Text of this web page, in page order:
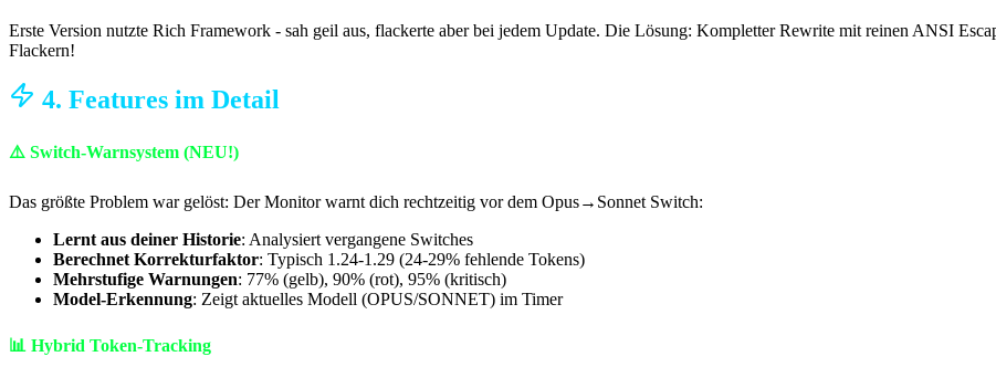
Erste Version nutzte Rich Framework - sah geil aus, flackerte aber bei jedem Update. Die Lösung: Kompletter Rewrite mit reinen ANSI
Flackern!
4. Features im Detail
⚠️ Switch-Warnsystem (NEU!)
Das größte Problem war gelöst: Der Monitor warnt dich rechtzeitig vor dem Opus→Sonnet Switch:
Lernt aus deiner Historie: Analysiert vergangene Switches
Berechnet Korrekturfaktor: Typisch 1.24-1.29 (24-29% fehlende Tokens)
Mehrstufige Warnungen: 77% (gelb), 90% (rot), 95% (kritisch)
Model-Erkennung: Zeigt aktuelles Modell (OPUS/SONNET) im Timer
📊 Hybrid Token-Tracking